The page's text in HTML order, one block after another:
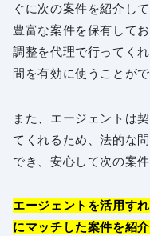
ぐに次の案件を紹介し
豊富な案件を保有して
調整を代理で行ってく
間を有効に使うことがで
また、エージェントは
てくれるため、法的な
でき、安心して次の案
エージェントを活用す
にマッチした案件を紹